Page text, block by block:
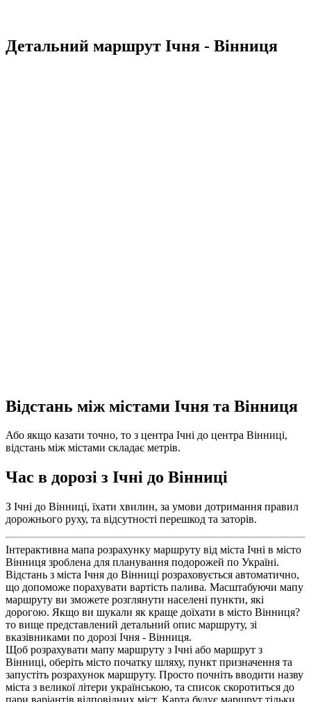
Детальний маршрут Ічня - Вінниця
Відстань між містами Ічня та Вінниця
Або якщо казати точно, то з центра Ічні до центра Вінниці,
відстань між містами складає метрів.
Час в дорозі з Ічні до Вінниці
З Ічні до Вінниці, їхати хвилин, за умови дотримання правил
дорожнього руху, та відсутності перешкод та заторів.
Інтерактивна мапа розрахунку маршруту від міста Ічні в місто
Вінниця зроблена для планування подорожей по Україні.
Відстань з міста Ічня до Вінниці розраховується автоматично,
що допоможе порахувати вартість палива. Масштабуючи мапу
маршруту ви зможете розглянути населені пункти, які
дорогою. Якщо ви шукали як краще доїхати в місто Вінниця?
то вище представлений детальний опис маршруту, зі
вказівниками по дорозі Ічня - Вінниця.
Щоб розрахувати мапу маршруту з Ічні або маршрут з
Вінниці, оберіть місто початку шляху, пункт призначення та
запустіть розрахунок маршруту. Просто почніть вводити назву
міста з великої літери українською, та список скоротиться до